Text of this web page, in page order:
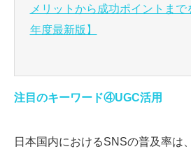
メリットから成功ポイントま
年度最新版】
注目のキーワード④UGC活用
日本国内におけるSNSの普及率は